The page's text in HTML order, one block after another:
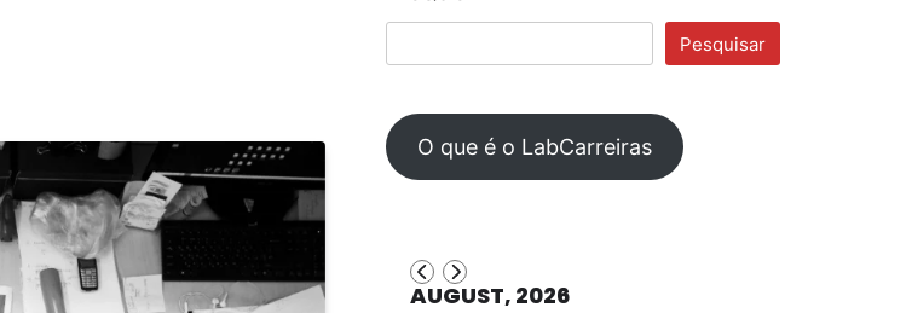
Pesquisar
O que é o LabCarreiras
AUGUST, 2026